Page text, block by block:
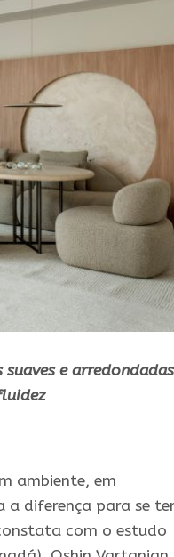
e arredondadas
ambiente, em
diferença para se
com o estudo